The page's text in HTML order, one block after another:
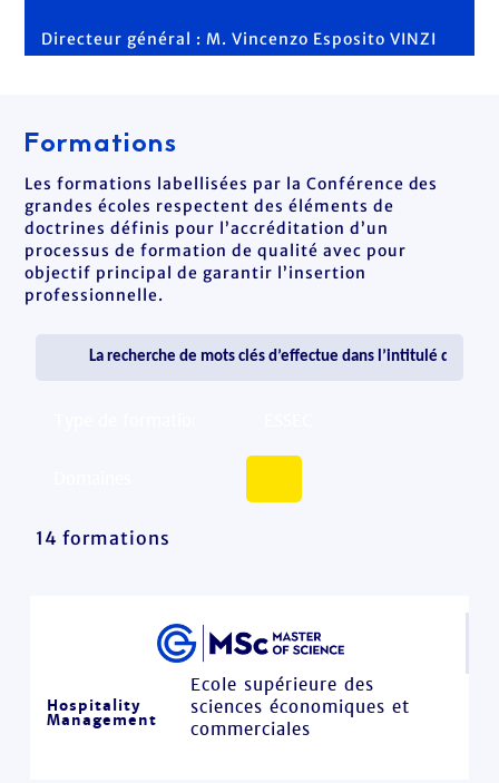
Directeur général : M. Vincenzo Esposito VINZI
Formations
Les formations labellisées par la Conférence des
grandes écoles respectent des éléments de
doctrines définis pour l’accréditation d’un
processus de formation de qualité avec pour
objectif principal de garantir l’insertion
professionnelle.
14 formations
Hospitality
Management
Ecole supérieure des
sciences économiques et
commerciales